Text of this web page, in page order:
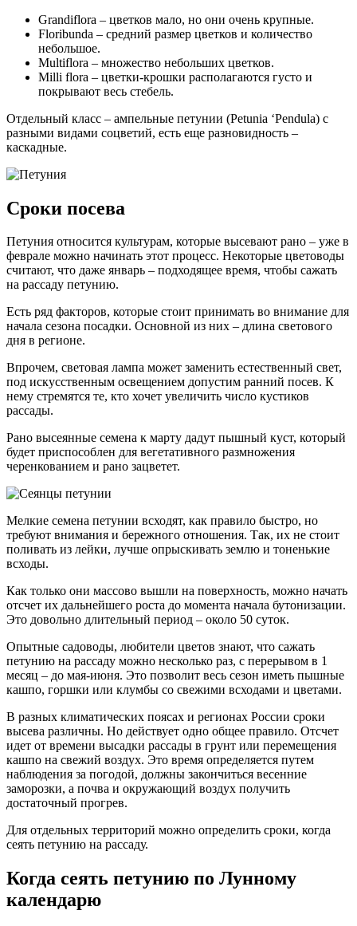
Grandiflora – цветков мало, но они очень крупные.
Floribunda – средний размер цветков и количество
небольшое.
Multiflora – множество небольших цветков.
Milli flora – цветки-крошки располагаются густо и
покрывают весь стебель.
Отдельный класс – ампельные петунии (Petunia ‘Pendula) с
разными видами соцветий, есть еще разновидность –
каскадные.
Сроки посева
Петуния относится культурам, которые высевают рано – уже в
феврале можно начинать этот процесс. Некоторые цветоводы
считают, что даже январь – подходящее время, чтобы сажать
на рассаду петунию.
Есть ряд факторов, которые стоит принимать во внимание для
начала сезона посадки. Основной из них – длина светового
дня в регионе.
Впрочем, световая лампа может заменить естественный свет,
под искусственным освещением допустим ранний посев. К
нему стремятся те, кто хочет увеличить число кустиков
рассады.
Рано высеянные семена к марту дадут пышный куст, который
будет приспособлен для вегетативного размножения
черенкованием и рано зацветет.
Мелкие семена петунии всходят, как правило быстро, но
требуют внимания и бережного отношения. Так, их не стоит
поливать из лейки, лучше опрыскивать землю и тоненькие
всходы.
Как только они массово вышли на поверхность, можно начать
отсчет их дальнейшего роста до момента начала бутонизации.
Это довольно длительный период – около 50 суток.
Опытные садоводы, любители цветов знают, что сажать
петунию на рассаду можно несколько раз, с перерывом в 1
месяц – до мая-июня. Это позволит весь сезон иметь пышные
кашпо, горшки или клумбы со свежими всходами и цветами.
В разных климатических поясах и регионах России сроки
высева различны. Но действует одно общее правило. Отсчет
идет от времени высадки рассады в грунт или перемещения
кашпо на свежий воздух. Это время определяется путем
наблюдения за погодой, должны закончиться весенние
заморозки, а почва и окружающий воздух получить
достаточный прогрев.
Для отдельных территорий можно определить сроки, когда
сеять петунию на рассаду.
Когда сеять петунию по Лунному
календарю